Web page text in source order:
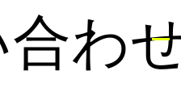
わ